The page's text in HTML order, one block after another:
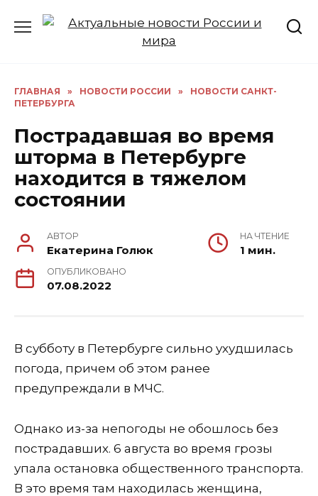
ГЛАВНАЯ » НОВОСТИ РОССИИ »
НОВОСТИ САНКТ-
ПЕТЕРБУРГА
Пострадавшая во время
шторма в Петербурге
находится в тяжелом
состоянии
АВТОР
Екатерина Голюк
НА ЧТЕНИЕ
1 мин.
ОПУБЛИКОВАНО
07.08.2022
В субботу в Петербурге сильно ухудшилась
погода, причем об этом ранее
предупреждали в МЧС.
Однако из-за непогоды не обошлось без
пострадавших. 6 августа во время грозы
упала остановка общественного транспорта.
В это время там находилась женщина,